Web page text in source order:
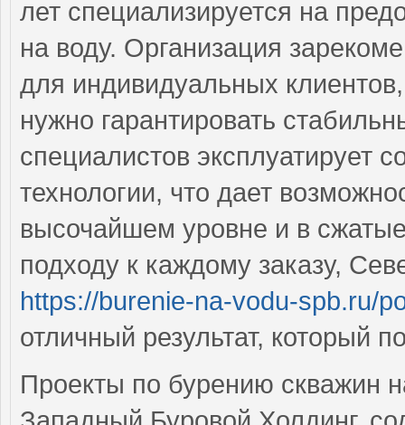
лет специализируется на
на воду. Организация
для индивидуальных
нужно гарантировать
специалистов эксплуатирует
технологии, что дает
высочайшем уровне и в
подходу к каждому заказу,
https://burenie-na-vodu-spb.ru/
отличный результат, который
Проекты по бурению скважин